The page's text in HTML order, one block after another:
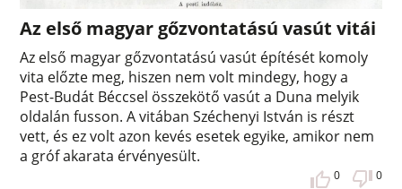
Az első magyar gőzvontatású vasút vitái
Az első magyar gőzvontatású vasút építését komoly
vita előzte meg, hiszen nem volt mindegy, hogy a
Pest-Budát Béccsel összekötő vasút a Duna melyik
oldalán fusson. A vitában Széchenyi István is részt
vett, és ez volt azon kevés esetek egyike, amikor nem
a gróf akarata érvényesült.
0 0